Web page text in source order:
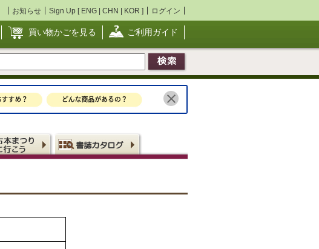
お知らせ Sign Up [ ENG | CHN | KOR ] ログイン
買い物かごを見る ご利用ガイド